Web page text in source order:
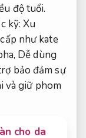
độ tuổi.
kỹ:Xu
như kate
Dễ dùng
bảo đảm sự
và giữ phom
cho da